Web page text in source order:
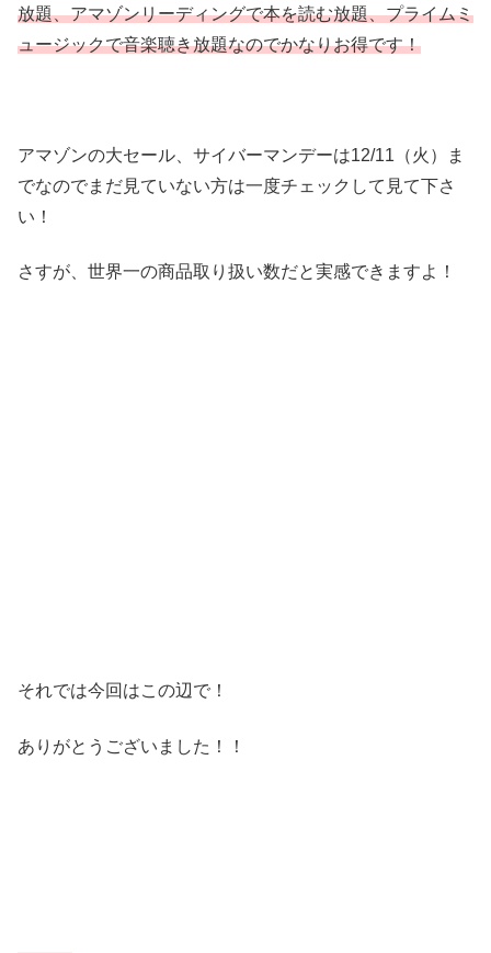
放題、アマゾンリーディングで本を読む放題、プライムミ
ュージックで音楽聴き放題なのでかなりお得です！
アマゾンの大セール、サイバーマンデーは12/11（火）ま
でなのでまだ見ていない方は一度チェックして見て下さ
い！
さすが、世界一の商品取り扱い数だと実感できますよ！
それでは今回はこの辺で！
ありがとうございました！！